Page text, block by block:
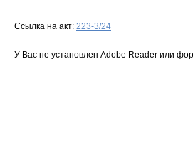
Ссылка на акт: 223-3/24
У Вас не установлен Adobe Reader или